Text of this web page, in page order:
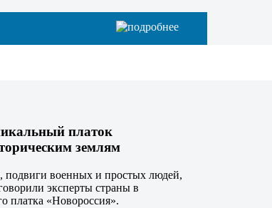
платок
землям
подвиги военных и простых людей,
эксперты страны в
платка «Новороссия».